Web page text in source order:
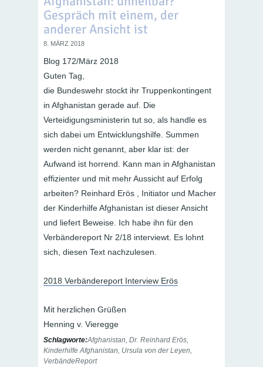
Gespräch mit einem, der
anderer Ansicht ist
8. MÄRZ 2018
Blog 172/März 2018
Guten Tag,
die Bundeswehr stockt ihr Truppenkontingent
in Afghanistan gerade auf. Die
Verteidigungsministerin tut so, als handle es
sich dabei um Entwicklungshilfe. Summen
werden nicht genannt, aber klar ist: der
Aufwand ist horrend. Kann man in Afghanistan
effizienter und mit mehr Aussicht auf Erfolg
arbeiten? Reinhard Erös , Initiator und Macher
der Kinderhilfe Afghanistan ist dieser Ansicht
und liefert Beweise. Ich habe ihn für den
Verbändereport Nr 2/18 interviewt. Es lohnt
sich, diesen Text nachzulesen.
2018 Verbändereport Interview Erös
Mit herzlichen Grüßen
Henning v. Vieregge
Schlagworte:Afghanistan, Dr. Reinhard Erös,
Kinderhilfe Afghanistan, Ursula von der Leyen,
VerbändeReport